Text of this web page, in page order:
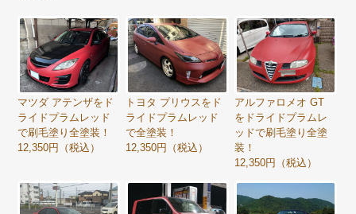
マツダ アテンザをド
ライドプラムレッド
で刷毛塗り全塗装！
12,350円（税込）
トヨタ プリウスをド
ライドプラムレッド
で全塗装！
12,350円（税込）
アルファロメオ GT
をドライドプラムレ
ッドで刷毛塗り全塗
装！
12,350円（税込）